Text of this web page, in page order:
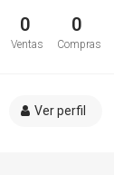
0
Ventas
0
Compras
Ver perfil